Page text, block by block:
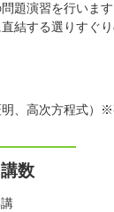
題演習を行いま
結する選りすぐ
高次方程式）
数